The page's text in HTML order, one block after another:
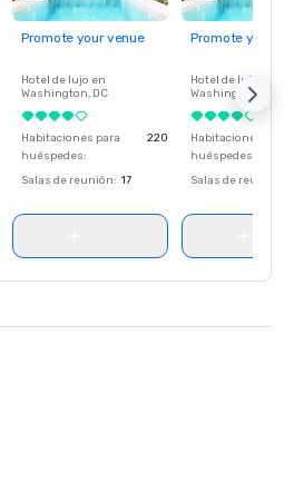
Promote your venue
Hotel de lujo en
Washington, DC
Habitaciones para
huéspedes:
220
Salas de reunión: 17
Promote your
Hotel de lujo en
Washington
Habitaciones para
huéspedes
Salas de reunión